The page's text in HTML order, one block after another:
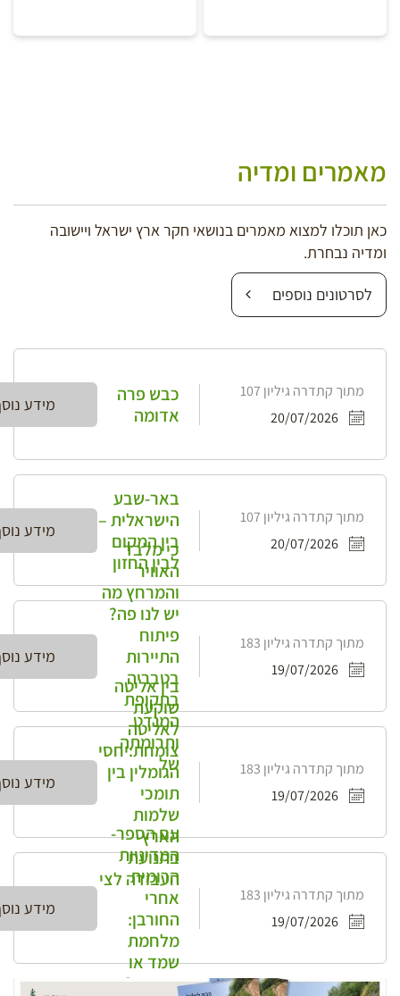
מאמרים ומדיה
כאן תוכלו למצוא מאמרים בנושאי חקר ארץ ישראל ויישובה
ומדיה נבחרת.
לסרטונים נוספים
מתוך קתדרה גיליון 107
כבש פרה
אדומה
מידע
מתוך קתדרה גיליון 107
באר-שבע
הישראלית –
בין המקום
לבין החזון
מידע
מתוך קתדרה גיליון 183
כי מלבד
האוויר
והמרחץ מה
יש לנו פה?
פיתוח
התיירות
בטבריה
בתקופת
המנדט
ותרומתה
של
מידע
מתוך קתדרה גיליון 183
בין אליטה
שוקעת
לאליטה
צומחת:יחסי
הגומלין בין
תומכי
שלמות
הארץ
בתנועת
העבודה לצי
מידע
מתוך קתדרה גיליון 183
עם הספר-
המדיניות
הרומית
אחרי
החורבן:
מלחמת
שמד או
מתינות?
מידע